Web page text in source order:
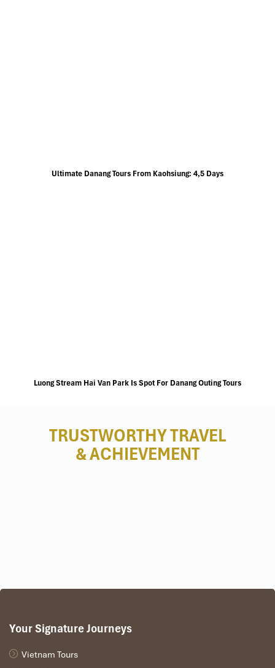
Ultimate Danang Tours From Kaohsiung: 4,5 Days
Luong Stream Hai Van Park Is Spot For Danang Outing Tours
TRUSTWORTHY TRAVEL
& ACHIEVEMENT
Your Signature Journeys
Vietnam Tours